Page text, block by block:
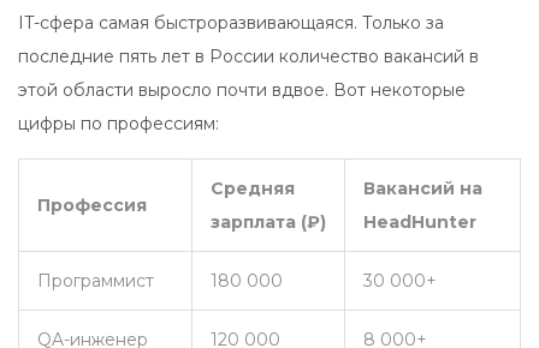
IT-сфера самая быстроразвивающаяся. Только за
последние пять лет в России количество вакансий в
этой области выросло почти вдвое. Вот некоторые
цифры по профессиям:
Профессия
Средняя
зарплата (₽)
Вакансий на
HeadHunter
Программист 180 000 30 000+
QA-инженер 120 000 8 000+